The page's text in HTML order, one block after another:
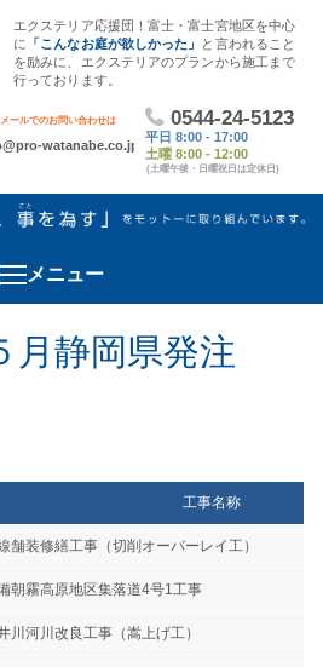
エクステリア応援団！富士・富士宮地区を中心
に 「こんなお庭が欲しかった」
と言われること
を励みに、エクステリアのプランから施工まで
行っております。
メニュー
月静岡県発注
工事名称
舗装修繕工事（切削オーバーレイ工）
朝霧高原地区集落道4号1工事
川河川改良工事（嵩上げ工）